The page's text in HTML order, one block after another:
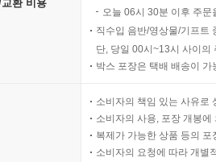
, 먼 강물의 편지」 중에서
환 비용
오늘 06시 30분 이후 주
직수입 음반/영상물/기프트
단, 당일 00시~13시 사이의
박스 포장은 택배 배송이
소비자의 책임 있는 사유로
소비자의 사용, 포장 개봉
복제가 가능한 상품 등의
소비자의 요청에 따라 개별